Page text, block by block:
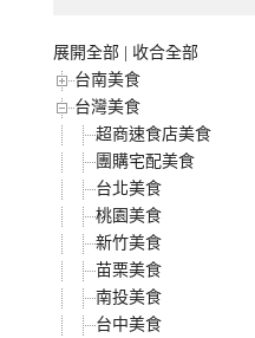
展開全部
收合全部
台南美食
台灣美食
超商速食店美食
團購宅配美食
台北美食
桃園美食
新竹美食
苗栗美食
南投美食
台中美食